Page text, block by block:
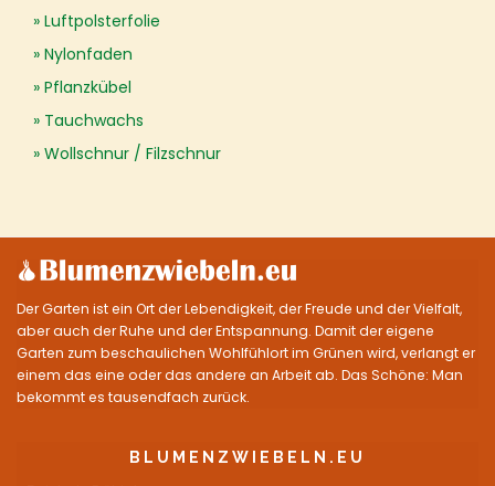
Luftpolsterfolie
Nylonfaden
Pflanzkübel
Tauchwachs
Wollschnur / Filzschnur
Der Garten ist ein Ort der Lebendigkeit, der Freude und der Vielfalt,
aber auch der Ruhe und der Entspannung. Damit der eigene
Garten zum beschaulichen Wohlfühlort im Grünen wird, verlangt er
einem das eine oder das andere an Arbeit ab. Das Schöne: Man
bekommt es tausendfach zurück.
BLUMENZWIEBELN.EU